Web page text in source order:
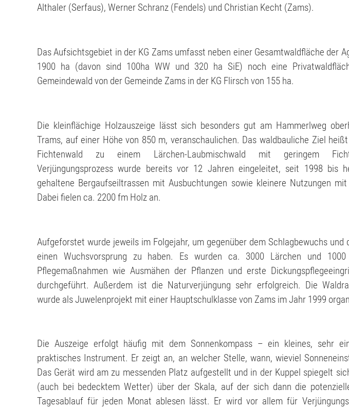
Althaler (Serfaus), Werner Schranz (Fendels) und Christian Kecht (Zams).
Das Aufsichtsgebiet in der KG Zams umfasst neben einer Gesamtwaldfläche der
1900 ha (davon sind 100ha WW und 320 ha SiE) noch eine
Gemeindewald von der Gemeinde Zams in der KG Flirsch von 155 ha.
Die kleinflächige Holzauszeige lässt sich besonders gut am Hammerlweg
Trams, auf einer Höhe von 850 m, veranschaulichen. Das waldbauliche Ziel
Fichtenwald zu einem Lärchen-Laubmischwald mit geringem
Verjüngungsprozess wurde bereits vor 12 Jahren eingeleitet, seit 1998 bis
gehaltene Bergaufseiltrassen mit Ausbuchtungen sowie kleinere Nutzungen
Dabei fielen ca. 2200 fm Holz an.
Aufgeforstet wurde jeweils im Folgejahr, um gegenüber dem Schlagbewuchs und
einen Wuchsvorsprung zu haben. Es wurden ca. 3000 Lärchen und 1000
Pflegemaßnahmen wie Ausmähen der Pflanzen und erste
durchgeführt. Außerdem ist die Naturverjüngung sehr erfolgreich. Die
wurde als Juwelenprojekt mit einer Hauptschulklasse von Zams im Jahr 1999
Die Auszeige erfolgt häufig mit dem Sonnenkompass – ein kleines, sehr
praktisches Instrument. Er zeigt an, an welcher Stelle, wann, wieviel
Das Gerät wird am zu messenden Platz aufgestellt und in der Kuppel spiegelt
(auch bei bedecktem Wetter) über der Skala, auf der sich dann die
Tagesablauf für jeden Monat ablesen lässt. Er wird vor allem für